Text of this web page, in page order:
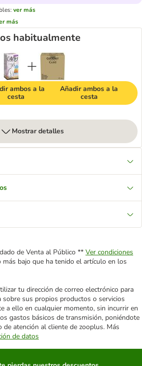
ver más
más
habitualmente
ambos a la
cesta
Añadir ambos a la
cesta
Mostrar detalles
de Venta al Público ** Ver condiciones
bajo que ha tenido el artículo en los
tu dirección de correo electrónico para
sobre sus propios productos o servicios
a ello en cualquier momento, sin incurrir en
gastos básicos de transmisión, poniéndote
de atención al cliente de zooplus. Más
de datos